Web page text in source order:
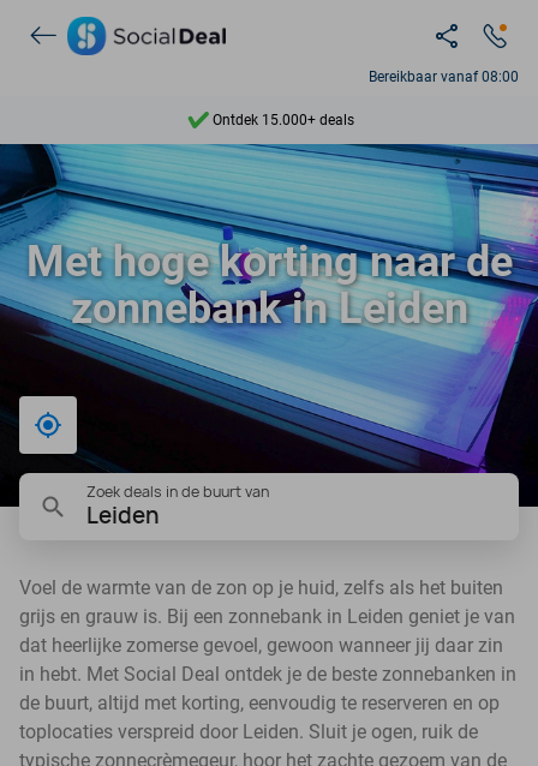
Bereikbaar vanaf 08:00
Ontdek 15.000+ deals
7 dagen per week beschikbaar
10+ miljoen leden
9,4
Ontdek 15.000+ deals
Met hoge korting naar de
zonnebank in Leiden
Zoek deals in de buurt van
Leiden
Voel de warmte van de zon op je huid, zelfs als het buiten
grijs en grauw is. Bij een zonnebank in Leiden geniet je van
dat heerlijke zomerse gevoel, gewoon wanneer jij daar zin
in hebt. Met Social Deal ontdek je de beste zonnebanken in
de buurt, altijd met korting, eenvoudig te reserveren en op
toplocaties verspreid door Leiden. Sluit je ogen, ruik de
typische zonnecrèmegeur, hoor het zachte gezoem van de